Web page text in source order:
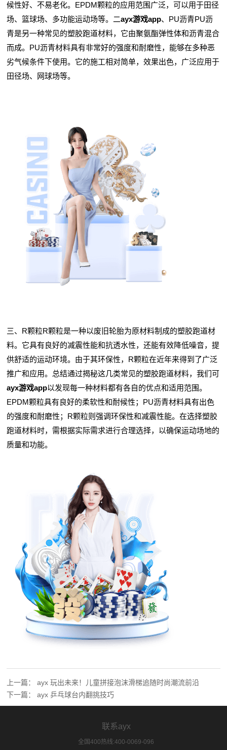
候性好、不易老化。EPDM颗粒的应用范围广泛，可以用于田径
场、篮球场、多功能运动场等。二ayx游戏app、PU沥青PU沥
青是另一种常见的塑胶跑道材料，它由聚氨酯弹性体和沥青混合
而成。PU沥青材料具有非常好的强度和耐磨性，能够在多种恶
劣气候条件下使用。它的施工相对简单，效果出色，广泛应用于
田径场、网球场等。
三、R颗粒R颗粒是一种以废旧轮胎为原材料制成的塑胶跑道材
料。它具有良好的减震性能和抗透水性，还能有效降低噪音，提
供舒适的运动环境。由于其环保性，R颗粒在近年来得到了广泛
推广和应用。总结通过揭秘这几类常见的塑胶跑道材料，我们可
ayx游戏app以发现每一种材料都有各自的优点和适用范围。
EPDM颗粒具有良好的柔软性和耐候性；PU沥青材料具有出色
的强度和耐磨性；R颗粒则强调环保性和减震性能。在选择塑胶
跑道材料时，需根据实际需求进行合理选择，以确保运动场地的
质量和功能。
上一篇：ayx 玩出未来！儿童拼接泡沫滑梯追随时尚潮流前沿
下一篇：ayx 乒乓球台内翻挑技巧
联系ayx
全国400热线:400-0069-096